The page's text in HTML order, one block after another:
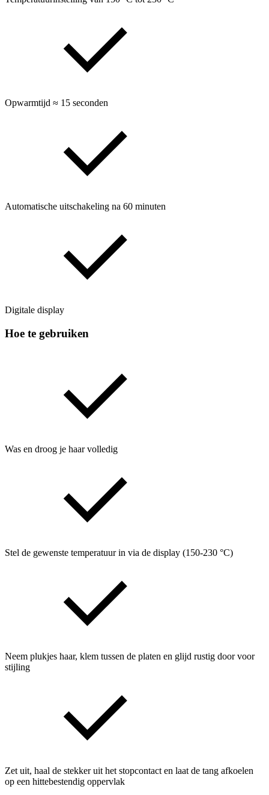
Opwarmtijd ≈ 15 seconden
Automatische uitschakeling na 60 minuten
Digitale display
Hoe te gebruiken
Was en droog je haar volledig
Stel de gewenste temperatuur in via de display (150-230 °C)
Neem plukjes haar, klem tussen de platen en glijd rustig door voor
stijling
Zet uit, haal de stekker uit het stopcontact en laat de tang afkoelen
op een hittebestendig oppervlak